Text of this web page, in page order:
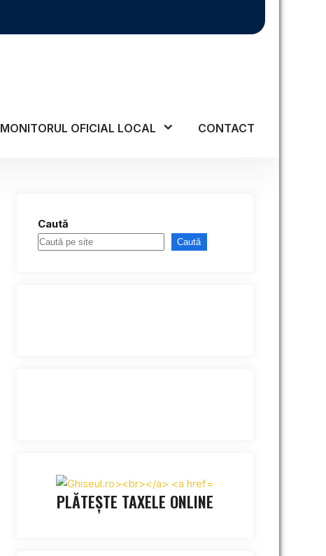
MONITORUL OFICIAL LOCAL CONTACT
Caută
Caută
PLĂTEȘTE TAXELE ONLINE